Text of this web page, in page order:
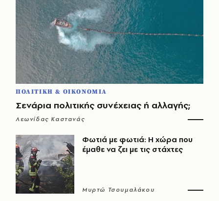
ΠΟΛΙΤΙΚΗ & ΟΙΚΟΝΟΜΙΑ
Σενάρια πολιτικής συνέχειας ή αλλαγής;
Λεωνίδας Καστανάς
Φωτιά με φωτιά: Η χώρα που
έμαθε να ζει με τις στάχτες
Μυρτώ Τσουμαλάκου